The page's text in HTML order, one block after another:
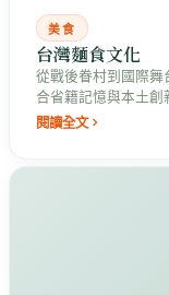
美食
台灣麵食文化
從戰後眷村到國際舞
合省籍記憶與本土創
閱讀全文